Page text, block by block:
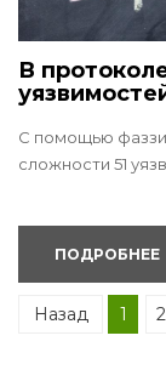
В
С помощью
сложности 51
ПОДРОБНЕЕ
Назад 1 2